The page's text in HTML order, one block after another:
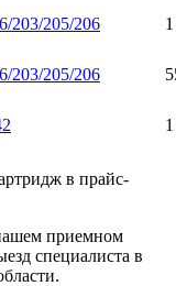
203/205/206
203/205/206
в прайс-
приемном
специалиста в